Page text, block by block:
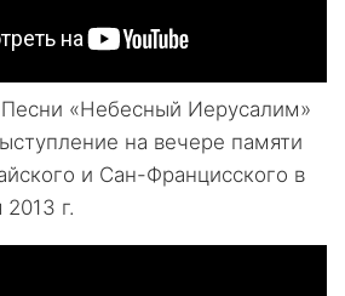
«Небесный Иерусалим»
на вечере памяти
и Сан-Францисского в
г.